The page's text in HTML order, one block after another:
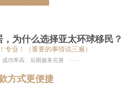
为什么选择亚太环球移民？
专业！（重要的事情说三遍）
成功率高、后期服务完善
方式更便捷